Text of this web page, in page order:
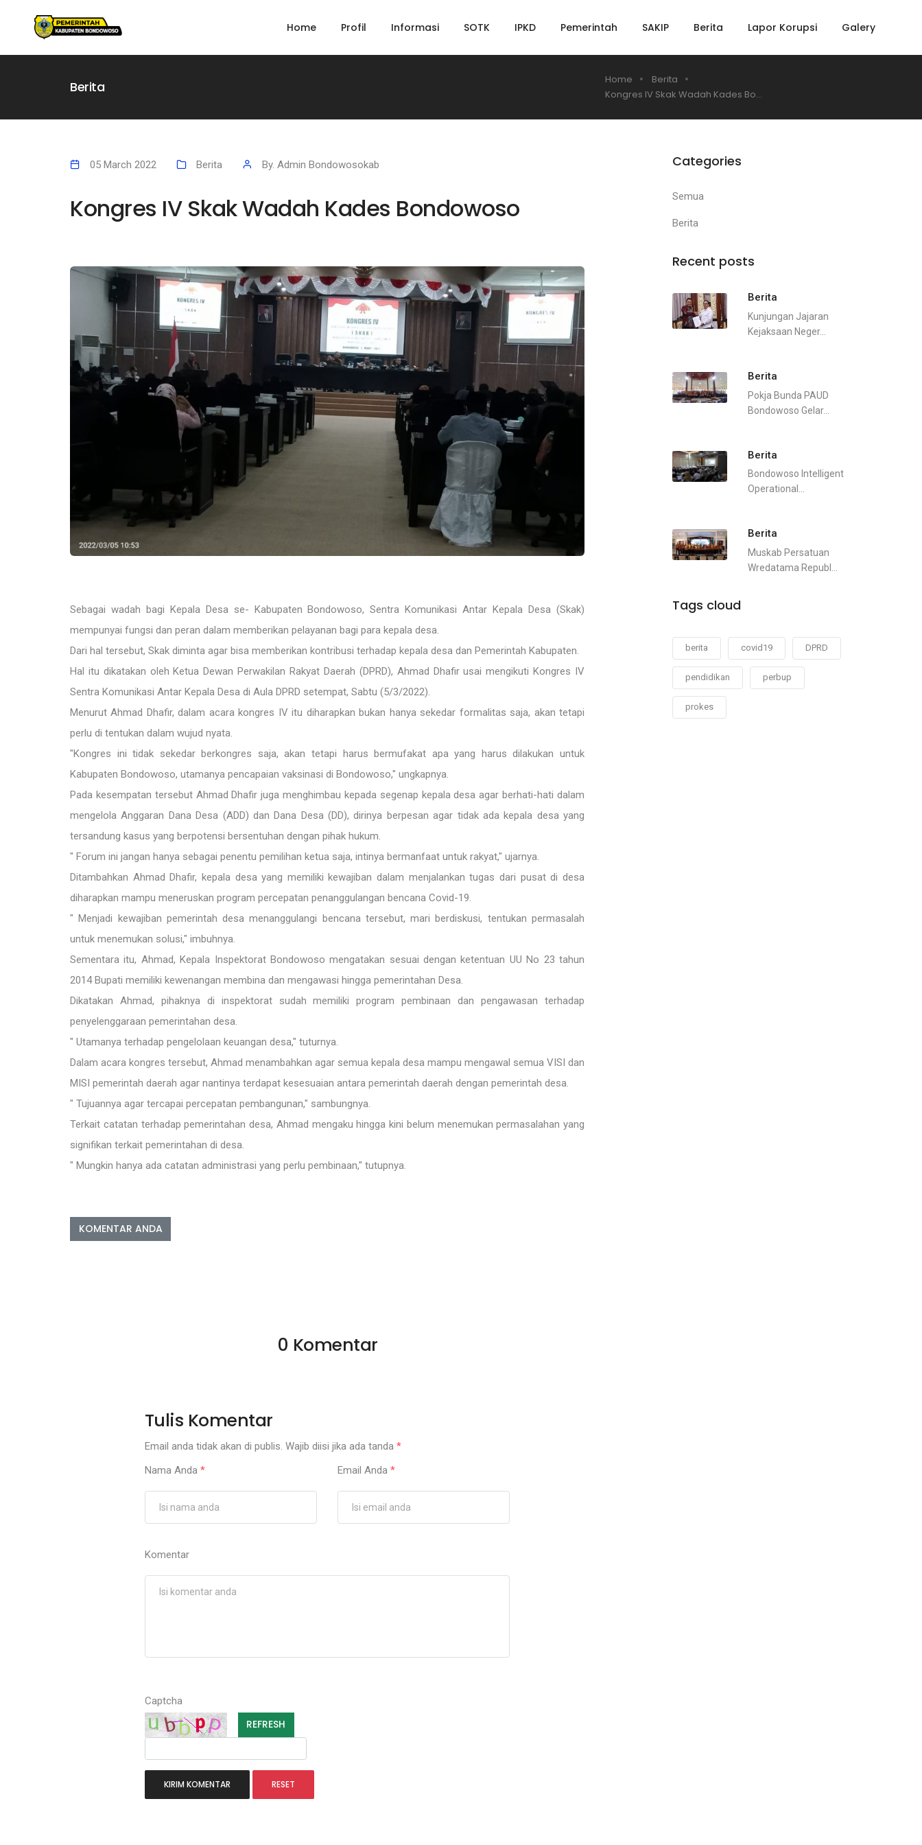
Home Profil Informasi SOTK IPKD Pemerintah SAKIP Berita Lapor Korupsi Galery
Berita Home
Berita
Kongres IV Skak Wadah Kades Bo...
05 March 2022 Berita By. Admin Bondowosokab
Kongres IV Skak Wadah Kades Bondowoso
Sebagai wadah bagi Kepala Desa se- Kabupaten Bondowoso, Sentra Komunikasi Antar Kepala Desa (Skak)
mempunyai fungsi dan peran dalam memberikan pelayanan bagi para kepala desa.
Dari hal tersebut, Skak diminta agar bisa memberikan kontribusi terhadap kepala desa dan Pemerintah Kabupaten.
Hal itu dikatakan oleh Ketua Dewan Perwakilan Rakyat Daerah (DPRD), Ahmad Dhafir usai mengikuti Kongres IV
Sentra Komunikasi Antar Kepala Desa di Aula DPRD setempat, Sabtu (5/3/2022).
Menurut Ahmad Dhafir, dalam acara kongres IV itu diharapkan bukan hanya sekedar formalitas saja, akan tetapi
perlu di tentukan dalam wujud nyata.
"Kongres ini tidak sekedar berkongres saja, akan tetapi harus bermufakat apa yang harus dilakukan untuk
Kabupaten Bondowoso, utamanya pencapaian vaksinasi di Bondowoso," ungkapnya.
Pada kesempatan tersebut Ahmad Dhafir juga menghimbau kepada segenap kepala desa agar berhati-hati dalam
mengelola Anggaran Dana Desa (ADD) dan Dana Desa (DD), dirinya berpesan agar tidak ada kepala desa yang
tersandung kasus yang berpotensi bersentuhan dengan pihak hukum.
" Forum ini jangan hanya sebagai penentu pemilihan ketua saja, intinya bermanfaat untuk rakyat," ujarnya.
Ditambahkan Ahmad Dhafir, kepala desa yang memiliki kewajiban dalam menjalankan tugas dari pusat di desa
diharapkan mampu meneruskan program percepatan penanggulangan bencana Covid-19.
" Menjadi kewajiban pemerintah desa menanggulangi bencana tersebut, mari berdiskusi, tentukan permasalah
untuk menemukan solusi," imbuhnya.
Sementara itu, Ahmad, Kepala Inspektorat Bondowoso mengatakan sesuai dengan ketentuan UU No 23 tahun
2014 Bupati memiliki kewenangan membina dan mengawasi hingga pemerintahan Desa.
Dikatakan Ahmad, pihaknya di inspektorat sudah memiliki program pembinaan dan pengawasan terhadap
penyelenggaraan pemerintahan desa.
" Utamanya terhadap pengelolaan keuangan desa," tuturnya.
Dalam acara kongres tersebut, Ahmad menambahkan agar semua kepala desa mampu mengawal semua VISI dan
MISI pemerintah daerah agar nantinya terdapat kesesuaian antara pemerintah daerah dengan pemerintah desa.
" Tujuannya agar tercapai percepatan pembangunan," sambungnya.
Terkait catatan terhadap pemerintahan desa, Ahmad mengaku hingga kini belum menemukan permasalahan yang
signifikan terkait pemerintahan di desa.
" Mungkin hanya ada catatan administrasi yang perlu pembinaan," tutupnya.
KOMENTAR ANDA
0 Komentar
Tulis Komentar
Email anda tidak akan di publis. Wajib diisi jika ada tanda *
Nama Anda * Email Anda *
Komentar
Captcha
REFRESH
Categories
Semua
Berita
Recent posts
Berita
Kunjungan Jajaran
Kejaksaan Neger...
Berita
Pokja Bunda PAUD
Bondowoso Gelar...
Berita
Bondowoso Intelligent
Operational...
Berita
Muskab Persatuan
Wredatama Republ...
Tags cloud
berita covid19 DPRD
pendidikan perbup
prokes